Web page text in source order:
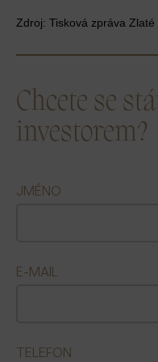
Zdroj: Tisková zpráva
Chcete se
investorem?
JMÉNO
E-MAIL
TELEFON